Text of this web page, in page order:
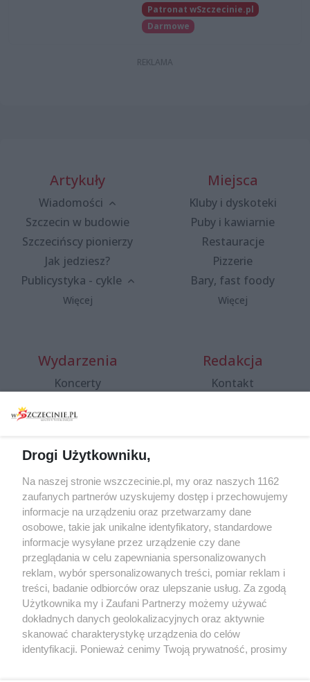
Patronat wSzczecinie.pl
Darmowe
Artykuły
Wiadomości
Szczecin w budowie
Szczecińscy pionierzy
Jak jedziesz?
Publicystyka - cykle
Więcej
Miejsca
Kluby i dyskoteki
Puby i kawiarnie
Restauracje
Pizzerie
Bary, fast foody
Więcej
Wydarzenia
Koncerty
Spacery i oprowadzania
targi
Wernisaże
Więcej
Redakcja
Kontakt
Specjalny koncert z okazji
20. urodzin portalu
wSzczecinie.pl
Regulamin konkursów
śniadaniówka "Hej
Szczecin! Jest piątek!"
Partnerzy
Praca Szczecin
Drogi Użytkowniku,
Na naszej stronie wszczecinie.pl, my oraz naszych 1162
zaufanych partnerów uzyskujemy dostęp i przechowujemy
informacje na urządzeniu oraz przetwarzamy dane
osobowe, takie jak unikalne identyfikatory, standardowe
informacje wysyłane przez urządzenie czy dane
przeglądania w celu zapewniania spersonalizowanych
reklam, wybór spersonalizowanych treści, pomiar reklam i
treści, badanie odbiorców oraz ulepszanie usług. Za zgodą
Użytkownika my i Zaufani Partnerzy możemy używać
dokładnych danych geolokalizacyjnych oraz aktywnie
skanować charakterystykę urządzenia do celów
identyfikacji. Ponieważ cenimy Twoją prywatność, prosimy